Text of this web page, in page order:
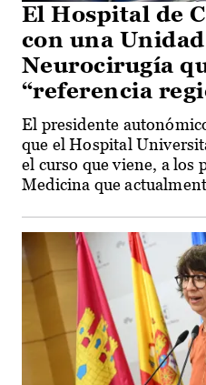
El Hospital de
con una
Neurocirugía
“referencia
El presidente
que el Hospital
el curso que viene, a los
Medicina que